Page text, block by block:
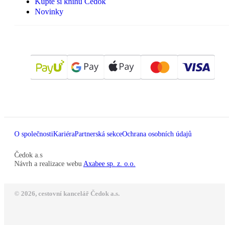
Novinky
O společnostiKariéraPartnerská sekceOchrana osobních údajů
Čedok a.s
Návrh a realizace webu Axabee sp. z. o.o.
© 2026, cestovní kancelář Čedok a.s.